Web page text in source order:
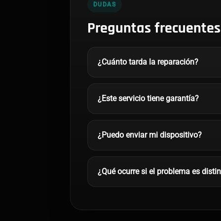
DUDAS
Preguntas frecuentes
¿Cuánto tarda la reparación?
¿Este servicio tiene garantía?
¿Puedo enviar mi dispositivo?
¿Qué ocurre si el problema es